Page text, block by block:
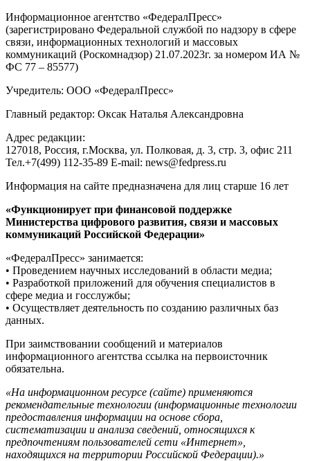
Информационное агентство «ФедералПресс»
(зарегистрировано Федеральной службой по надзору в сфере
связи, информационных технологий и массовых
коммуникаций (Роскомнадзор) 21.07.2023г. за номером ИА №
ФС 77 – 85577)
Учредитель: ООО «ФедералПресс»
Главный редактор: Оксак Наталья Александровна
Адрес редакции:
127018, Россия, г.Москва, ул. Полковая, д. 3, стр. 3, офис 211
Тел.+7(499) 112-35-89 E-mail: news@fedpress.ru
Информация на сайте предназначена для лиц старше 16 лет
«Функционирует при финансовой поддержке
Министерства цифрового развития, связи и массовых
коммуникаций Российской Федерации»
«ФедералПресс» занимается:
• Проведением научных исследований в области медиа;
• Разработкой приложений для обучения специалистов в
сфере медиа и госслужбы;
• Осуществляет деятельность по созданию различных баз
данных.
При заимствовании сообщений и материалов
информационного агентства ссылка на первоисточник
обязательна.
«На информационном ресурсе (сайте) применяются
рекомендательные технологии (информационные технологии
предоставления информации на основе сбора,
систематизации и анализа сведений, относящихся к
предпочтениям пользователей сети «Интернет»,
находящихся на территории Российской Федерации).»